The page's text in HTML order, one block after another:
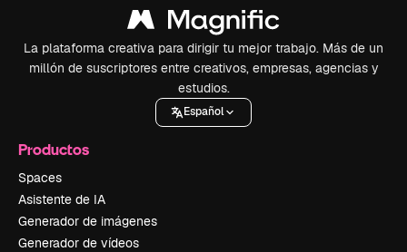
La plataforma creativa para dirigir tu mejor trabajo. Más de un
millón de suscriptores entre creativos, empresas, agencias y
estudios.
Español
Productos
Spaces
Asistente de IA
Generador de imágenes
Generador de vídeos